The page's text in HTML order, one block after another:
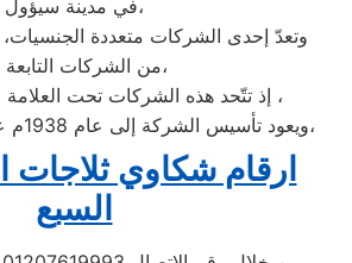
في مدينة سيؤول،
وتعدّ إحدى الشركات متعددة
من الشركات التابعة لها،
إذ تتّحد هذه الشركات تحت العلامة التجاريّة لـ ال جي ،
ويعود تأسيس الشركة إلى عام 1938م على يد لي بيونغ تشول،
ارقام شكاوي
السبع